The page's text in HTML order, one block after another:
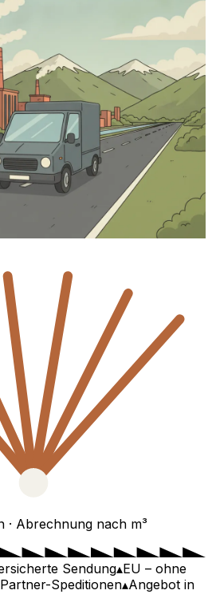
Abrechnung nach m³
Sendung▴EU – ohne
Speditionen▴Angebot in